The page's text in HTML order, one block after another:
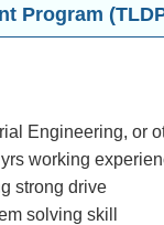
Program
Engineering, or
working
strong drive
solving skill